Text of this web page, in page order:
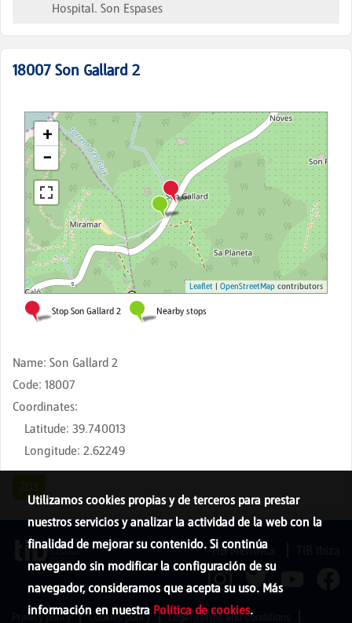
Hospital. Son Espases
18007 Son Gallard 2
Name: Son Gallard 2
Code: 18007
Coordinates:
Latitude: 39.740013
Longitude: 2.62249
Utilizamos cookies propias y de terceros para prestar
nuestros servicios y analizar la actividad de la web con la
finalidad de mejorar su contenido. Si continúa
navegando sin modificar la configuración de su
navegador, consideramos que acepta su uso. Más
información en nuestra Política de cookies.
TIB Menorca
Privacy policy Cookies policy Legal Terms and Conditions